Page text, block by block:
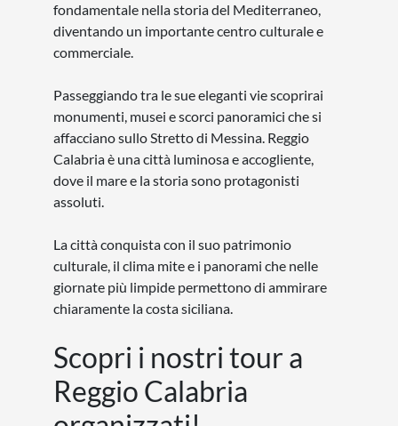
fondamentale nella storia del Mediterraneo,
diventando un importante centro culturale e
commerciale.
Passeggiando tra le sue eleganti vie scoprirai
monumenti, musei e scorci panoramici che si
affacciano sullo Stretto di Messina. Reggio
Calabria è una città luminosa e accogliente,
dove il mare e la storia sono protagonisti
assoluti.
La città conquista con il suo patrimonio
culturale, il clima mite e i panorami che nelle
giornate più limpide permettono di ammirare
chiaramente la costa siciliana.
Scopri i nostri tour a
Reggio Calabria